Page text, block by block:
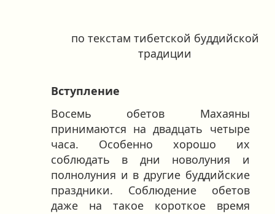
по текстам тибетской буддийской
традиции
Вступление
Восемь обетов Махаяны
принимаются на двадцать четыре
часа. Особенно хорошо их
соблюдать в дни новолуния и
полнолуния и в другие буддийские
праздники. Соблюдение обетов
даже на такое короткое время